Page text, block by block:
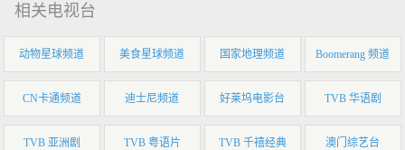
相关电视台
动物星球频道 美食星球频道 国家地理频道 Boomerang 频道
CN卡通频道 迪士尼频道 好莱坞电影台 TVB 华语剧
TVB 亚洲剧 TVB 粤语片 TVB 千禧经典 澳门综艺台